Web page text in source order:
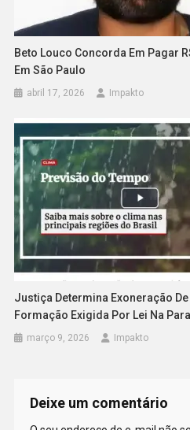
Beto Louco Concorda Em Pagar
Em São Paulo
abril 17, 2026 Impakto
Justiça Determina Exoneração
Formação Exigida Por Lei Na
março 9, 2026 Impakto
Deixe um comentário